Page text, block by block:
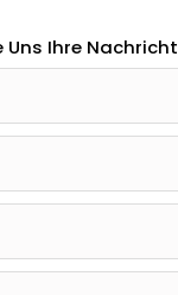
Uns Ihre Nachricht